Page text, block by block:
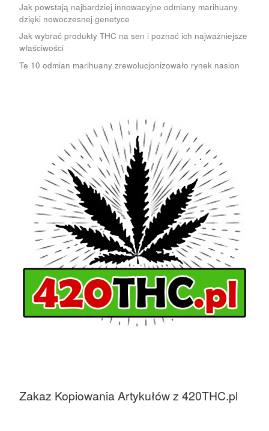
Jak powstają najbardziej innowacyjne odmiany marihuany
dzięki nowoczesnej genetyce
Jak wybrać produkty THC na sen i poznać ich najważniejsze
właściwości
Te 10 odmian marihuany zrewolucjonizowało rynek nasion
Zakaz Kopiowania Artykułów z 420THC.pl